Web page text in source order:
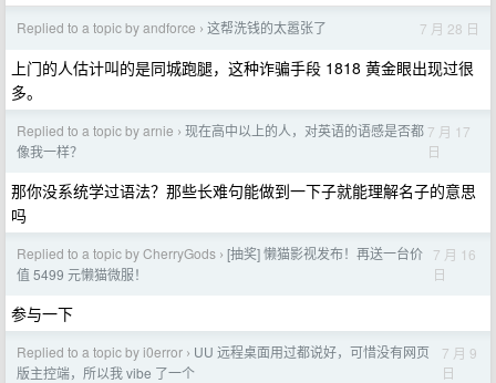
Replied to a topic by andforce › 这帮洗钱的太嚣张了 7 月 28 日
上门的人估计叫的是同城跑腿，这种诈骗手段 1818 黄金眼出现过很
多。
Replied to a topic by arnie › 现在高中以上的人，对英语的语感是否都
像我一样？
7 月 17
日
那你没系统学过语法？那些长难句能做到一下子就能理解名子的意思
吗
Replied to a topic by CherryGods › [抽奖] 懒猫影视发布！再送一台价
值 5499 元懒猫微服！
7 月 16
日
参与一下
Replied to a topic by i0error › UU 远程桌面用过都说好，可惜没有网页
版主控端，所以我 vibe 了一个
7 月 9
日